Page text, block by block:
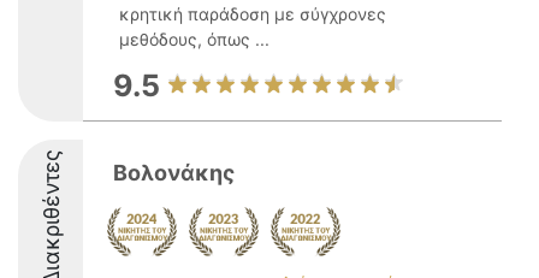
κρητική παράδοση με σύγχρονες
μεθόδους, όπως ...
9.5
Διακριθέντες Βολονάκης